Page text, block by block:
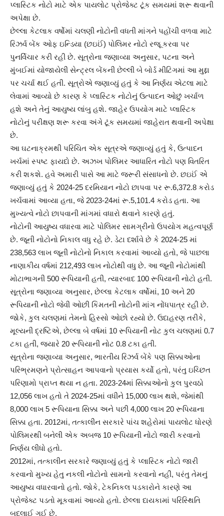
પ્લાસ્ટિક નોટો માટે એક પાયલોટ પ્રોજેક્ટ ટૂંક સમયમાં શરૂ થવાની
અપેક્ષા છે.
છેલ્લા કેટલાક વર્ષોમાં ચલણી નોટોની વધતી માંગને પહોંચી વળવા માટે
રિઝર્વ બેંક ઓફ ઇન્ડિયા (છઇઈં) પોલિમર નોટો રજૂ કરવા પર
પુનર્વિચાર કરી રહી છે. સૂત્રોના જણાવ્યા અનુસાર, પટના અને
મુંબઈમાં યોજાયેલી સેન્ટ્રલ બેંકની છેલ્લી બે બોર્ડ મીટિગમાં આ મુદ્દા
પર ચર્ચા થઈ હતી. સૂત્રોએ જણાવ્યું હતું કે આ નિર્ણય એટલા માટે
લેવામાં આવ્યો છે કારણ કે પ્લાસ્ટિક નોટોનું ઉત્પાદન ઓછું ખર્ચાળ
હશે અને તેનું આયુષ્ય લાંબુ હશે. જાહેર ઉપયોગ માટે પ્લાસ્ટિક
નોટોનું પરીક્ષણ શરૂ કરવા અંગે ટૂંક સમયમાં જાહેરાત થવાની અપેક્ષા
છે.
આ ઘટનાક્રમથી પરિચિત એક સૂત્રએ જણાવ્યું હતું કે, ઉત્પાદન
ખર્ચમાં સ્પષ્ટ ફાયદો છે. અઝખ પોલિમર આધારિત નોટો પણ વિતરિત
કરી શકશે. હવે અમારી પાસે આ માટે જરૂરી સંસાધનો છે. છઇઈં એ
જણાવ્યું હતું કે 2024-25 દરમિયાન નોટો છાપવા પર રૂ.6,372.8 કરોડ
ખર્ચવામાં આવ્યા હતા, જે 2023-24માં રૂ.5,101.4 કરોડ હતા. આ
મુખ્યત્વે નોટો છાપવાની માંગમાં વધારો થવાને કારણે હતું.
નોટોની આયુષ્ય વધારવા માટે પોલિમર સામગ્રીનો ઉપયોગ મહત્વપૂર્ણ
છે. જૂની નોટોનો નિકાલ વધુ રહે છે. ડેટા દર્શાવે છે કે 2024-25 માં
238,563 લાખ જૂની નોટોનો નિકાલ કરવામાં આવ્યો હતો, જે પાછલા
નાણાકીય વર્ષમાં 212,493 લાખ નોટોથી વધુ છે. આ જૂની નોટોમાંથી
મોટાભાગની 500 રૂપિયાની હતી, ત્યારબાદ 100 રૂપિયાની નોટો હતી.
સૂત્રોના જણાવ્યા અનુસાર, છેલ્લા કેટલાક વર્ષોમાં, 10 અને 20
રૂપિયાની નોટો જેવી ઓછી કિમતની નોટોની માંગ નોંધપાત્ર રહી છે.
જોકે, કુલ ચલણમાં તેમનો હિસ્સો ઓછો રહ્યો છે. ઉદાહરણ તરીકે,
મૂલ્યની દ્રષ્ટિએ, છેલ્લા બે વર્ષમાં 10 રૂપિયાની નોટ કુલ ચલણમાં 0.7
ટકા હતી, જ્યારે 20 રૂપિયાની નોટ 0.8 ટકા હતી.
સૂત્રોના જણાવ્યા અનુસાર, ભારતીય રિઝર્વ બેંકે પણ સિક્કાઓના
પરિભ્રમણને પ્રોત્સાહન આપવાનો પ્રયાસ કર્યો હતો, પરંતુ ઇચ્છિત
પરિણામો પ્રાપ્ત થયા ન હતા. 2023-24માં સિક્કાઓનો કુલ પુરવઠો
12,056 લાખ હતો તે 2024-25માં વધીને 15,000 લાખ થશે, જેમાંથી
8,000 લાખ 5 રૂપિયાના સિક્કા અને પછી 4,000 લાખ 20 રૂપિયાના
સિક્કા હતા. 2012માં, તત્કાલીન સરકારે પાંચ શહેરોમાં પાયલોટ ધોરણે
પોલિમરથી બનેલી એક અબજ 10 રૂપિયાની નોટો જારી કરવાનો
નિર્ણય લીધો હતો.
2012માં, તત્કાલીન સરકારે જણાવ્યું હતું કે પ્લાસ્ટિક નોટો જારી
કરવાનો મુખ્ય હેતુ નકલી નોટોનો સામનો કરવાનો નહીં, પરંતુ તેમનું
આયુષ્ય વધારવાનો હતો. જોકે, ટેકનિકલ પડકારોને કારણે આ
પ્રોજેક્ટ પડતો મૂકવામાં આવ્યો હતો. છેલ્લા દાયકામાં પરિસ્થિતિ
બદલાઈ ગઈ છે.